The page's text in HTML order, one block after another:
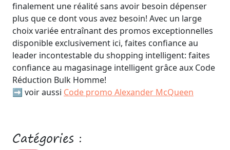
finalement une réalité sans avoir besoin dépenser
plus que ce dont vous avez besoin! Avec un large
choix variée entraînant des promos exceptionnelles
disponible exclusivement ici, faites confiance au
leader incontestable du shopping intelligent: faites
confiance au magasinage intelligent grâce aux Code
Réduction Bulk Homme!
➡️ voir aussi Code promo Alexander McQueen
Catégories :